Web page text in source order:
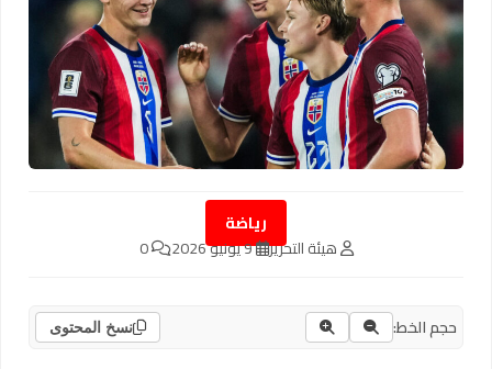
رياضة
هيئة التحرير 9 يونيو 2026 0
حجم الخط: نسخ المحتوى